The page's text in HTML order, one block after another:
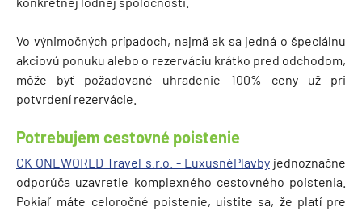
Vo výnimočných prípadoch, najmä ak sa jedná o špeciálnu
akciovú ponuku alebo o rezerváciu krátko pred odchodom,
môže byť požadované uhradenie 100% ceny už pri
potvrdení rezervácie.
Potrebujem cestovné poistenie
CK ONEWORLD Travel s.r.o. - LuxusnéPlavbyjednoznačne
odporúča uzavretie komplexného cestovného poistenia.
Pokiaľ máte celoročné poistenie, uistite sa, že platí pre